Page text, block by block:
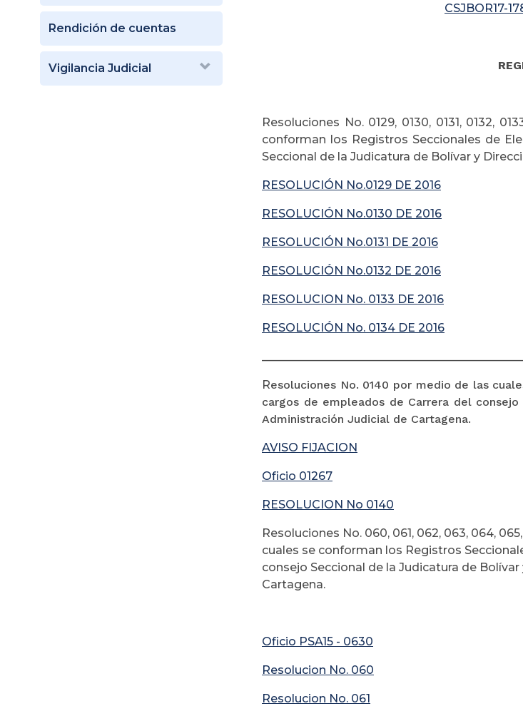
Rendición de cuentas
Vigilancia Judicial
CSJBOR17-
Resoluciones No. 0129, 0130, 0131, 0132,
conforman los Registros Seccionales de
Seccional de la Judicatura de Bolívar y
RESOLUCIÓN No.0129 DE 2016
RESOLUCIÓN No.0130 DE 2016
RESOLUCIÓN No.0131 DE 2016
RESOLUCIÓN No.0132 DE 2016
RESOLUCION No. 0133 DE 2016
RESOLUCIÓN No. 0134 DE 2016
Resoluciones No. 0140 por medio de las
cargos de empleados de Carrera del
Administración Judicial de Cartagena.
AVISO FIJACION
Oficio 01267
RESOLUCION No 0140
Resoluciones No. 060, 061, 062, 063, 064,
cuales se conforman los Registros
consejo Seccional de la Judicatura de
Cartagena.
Oficio PSA15 - 0630
Resolucion No. 060
Resolucion No. 061